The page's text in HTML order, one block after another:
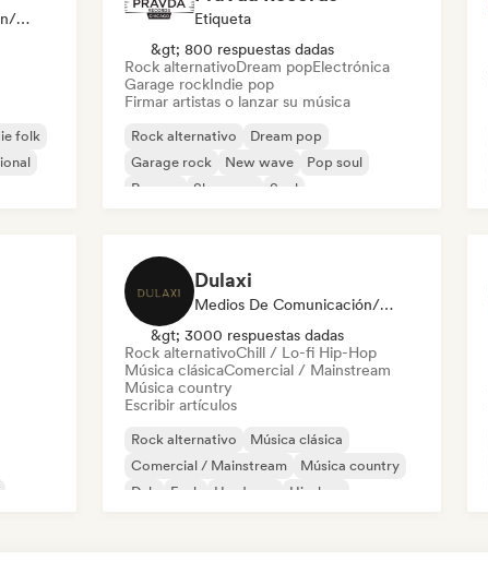
Medios De Comunicación/Periodista
folk
Etiqueta
&gt; 800 respuestas dadas
Rock alternativoDream popElectrónica
Garage rockIndie pop
Firmar artistas o lanzar su música
Rock alternativo
Dream pop
Garage rock
New wave
Pop soul
Reggae
Shoegaze Soul
Dulaxi
Medios De Comunicación/Periodista
&gt; 3000 respuestas dadas
Rock alternativoChill / Lo-fi Hip-Hop
Música clásicaComercial / Mainstream
Música country
Escribir artículos
Rock alternativo
Música clásica
Comercial / Mainstream
Música country
Dub
Funk Hardcore Hip-hop